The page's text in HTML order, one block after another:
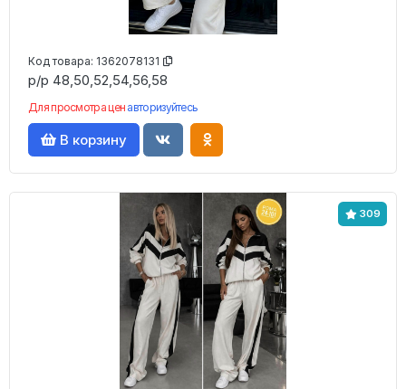
Код товара: 1362078131
р/р 48,50,52,54,56,58
Для просмотра цен авторизуйтесь
В корзину
309